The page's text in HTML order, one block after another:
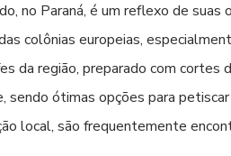
no Paraná, é um reflexo de
colônias europeias,
da região, preparado com
sendo ótimas opções para
local, são frequentemente